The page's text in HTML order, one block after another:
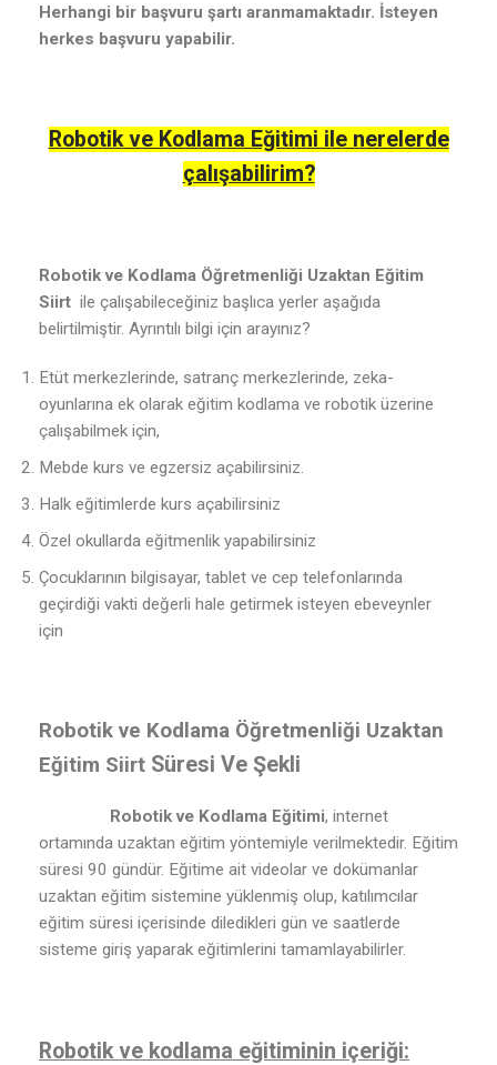
Herhangi bir başvuru şartı aranmamaktadır. İsteyen
herkes başvuru yapabilir.
Robotik ve Kodlama Eğitimi ile nerelerde
çalışabilirim?
Robotik ve Kodlama Öğretmenliği Uzaktan Eğitim
Siirt ile çalışabileceğiniz başlıca yerler aşağıda
belirtilmiştir. Ayrıntılı bilgi için arayınız?
Etüt merkezlerinde, satranç merkezlerinde, zeka-
oyunlarına ek olarak eğitim kodlama ve robotik üzerine
çalışabilmek için,
Mebde kurs ve egzersiz açabilirsiniz.
Halk eğitimlerde kurs açabilirsiniz
Özel okullarda eğitmenlik yapabilirsiniz
Çocuklarının bilgisayar, tablet ve cep telefonlarında
geçirdiği vakti değerli hale getirmek isteyen ebeveynler
için
Robotik ve Kodlama Öğretmenliği Uzaktan
Eğitim Siirt Süresi Ve Şekli
Robotik ve Kodlama Eğitimi, internet
ortamında uzaktan eğitim yöntemiyle verilmektedir. Eğitim
süresi 90 gündür. Eğitime ait videolar ve dokümanlar
uzaktan eğitim sistemine yüklenmiş olup, katılımcılar
eğitim süresi içerisinde diledikleri gün ve saatlerde
sisteme giriş yaparak eğitimlerini tamamlayabilirler.
Robotik ve kodlama eğitiminin içeriği: